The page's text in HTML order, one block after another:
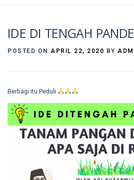
IDE DI TENGAH
POSTED ON APRIL 22, 2020 BY
Berbagi itu Peduli